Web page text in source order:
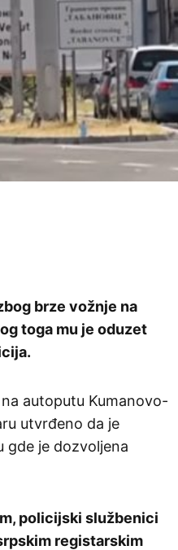
brze vožnje na
toga mu je oduzet
autoputu Kumanovo-
utvrđeno da je
gde je dozvoljena
policijski službenici
registarskim